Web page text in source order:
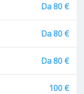
Da 80 €
Da 80 €
Da 80 €
100 €